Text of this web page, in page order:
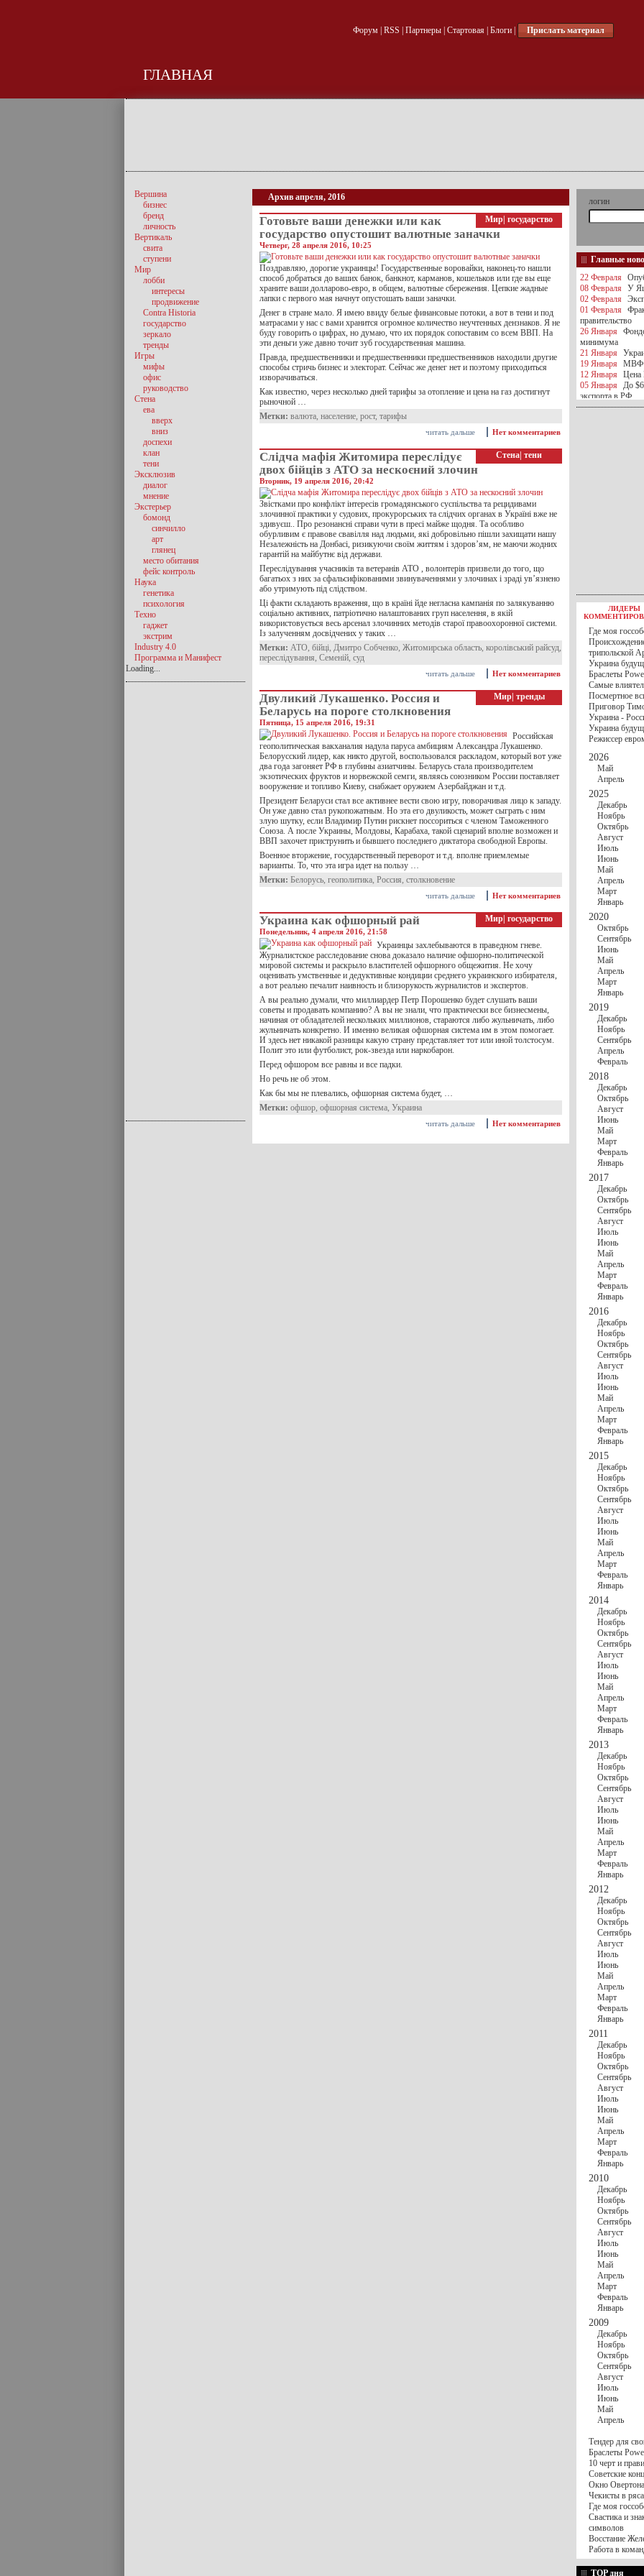
Форум| RSS Партнеры| Стартовая| Блоги| Прислать материал
ГЛАВНАЯ
Архив апреля, 2016
Мир государство
Готовьте ваши денежки или как
государство опуcтошит валютные заначки
Четверг, 28 апреля 2016, 10:25
Поздравляю, дорогие украинцы! Государственные воровайки, наконец-то нашли
способ добраться до ваших банок, банкнот, карманов, кошельков или где вы еще
храните ваши долларово-евро, в общем, валютные сбережения. Цепкие жадные
лапки с первого мая начнут опустошать ваши заначки.
Денег в стране мало. Я имею ввиду белые финансовые потоки, а вот в тени и под
матрасами у нас с вами хранится огромное количество неучтенных дензнаков. Я не
буду говорить о цифрах, но думаю, что их порядок сопоставим со всем ВВП. На
эти деньги уже давно точит зуб государственная машина.
Правда, предшественники и предшественники предшественников находили другие
способы стричь бизнес и электорат. Сейчас же денег нет и поэтому приходиться
изворачиваться.
Как известно, через несколько дней тарифы за отопление и цена на газ достигнут
рыночной …
Метки: валюта, население, рост, тарифы
Нет комментариев
читать дальше
Стена тени
Cлідча мафія Житомира переслідує
двох бійців з АТО за нескоєний злочин
Вторник, 19 апреля 2016, 20:42
Звістками про конфлікт інтересів громадянського суспільства та рецидивами
злочинної практики у судових, прокурорських та слідчих органах в Україні вже не
здивуєш.. Про резонансні справи чути в пресі майже щодня. Та особливо
обурливим є правове свавілля над людьми, які добровільно пішли захищати нашу
Незалежність на Донбасі, ризикуючи своїм життям і здоров’ям, не маючи жодних
гарантій на майбутнє від держави.
Переслідування учасників та ветеранів АТО , волонтерів призвели до того, що
багатьох з них за сфальсифікованими звинуваченнями у злочинах і зраді ув’язнено
або утримують під слідством.
Ці факти складають враження, що в країні йде негласна кампанія по залякуванню
соціально активних, патріотично налаштованих груп населення, в якій
використовується весь арсенал злочинних методів старої правоохоронної системи.
Із залученням досвідчених у таких …
Метки: АТО, бійці, Дмитро Собченко, Житомирська область, королівський райсуд,
переслідування, Семеній, суд
Нет комментариев
читать дальше
Мир| тренды
Двуликий Лукашенко. Россия и
Беларусь на пороге столкновения
Пятница, 15 апреля 2016, 19:31
Российская
геополитическая вакханалия надула паруса амбициям Александра Лукашенко.
Белорусский лидер, как никто другой, воспользовался раскладом, который вот уже
два года загоняет РФ в глубины азиатчины. Беларусь стала производителем
экзотических фруктов и норвежской семги, являясь союзником России поставляет
вооружение и топливо Киеву, снабжает оружием Азербайджан и т.д.
Президент Беларуси стал все активнее вести свою игру, поворачивая лицо к западу.
Он уже давно стал рукопожатным. Но эта его двуликость, может сыграть с ним
злую шутку, если Владимир Путин рискнет поссориться с членом Таможенного
Союза. А после Украины, Молдовы, Карабаха, такой сценарий вполне возможен и
ВВП захочет приструнить и бывшего последнего диктатора свободной Европы.
Военное вторжение, государственный переворот и т.д. вполне приемлемые
варианты. То, что эта игра идет на пользу …
Метки: Белорусь, геополитика, Россия, столкновение
Нет комментариев
читать дальше
Мир государство
Украина как офшорный рай
Понедельник, 4 апреля 2016, 21:58
Украинцы захлебываются в праведном гневе.
Журналистское расследование снова доказало наличие офшорно-политической
мировой системы и раскрыло властителей офшорного общежития. Не хочу
оценивать умственные и дедуктивные кондиции среднего украинского избирателя,
а вот реально печалит наивность и близорукость журналистов и экспертов.
А вы реально думали, что миллиардер Петр Порошенко будет слушать ваши
советы и продавать компанию? А вы не знали, что практически все бизнесмены,
начиная от обладателей нескольких миллионов, стараются либо жульничать, либо
жульничать конкретно. И именно великая офшорная система им в этом помогает.
И здесь нет никакой разницы какую страну представляет тот или иной толстосум.
Полит это или футболист, рок-звезда или наркобарон.
Перед офшором все равны и все падки.
Но речь не об этом.
Как бы мы не плевались, офшорная система будет, …
Метки: офшор, офшорная система, Украина
Нет комментариев
читать дальше
Вершина
бизнес
бренд
личность
Вертикаль
свита
ступени
Мир
лобби
интересы
продвижение
Contra Historia
государство
зеркало
тренды
Игры
мифы
офис
руководство
Стена
ева
вверх
вниз
доспехи
клан
тени
Эксклюзив
диалог
мнение
Экстерьер
бомонд
синчилло
арт
глянец
место обитания
фейс контроль
Наука
генетика
психология
Техно
гаджет
экстрим
Industry 4.0
Программа и Манифест
Loading...
логин
Главные
22 Февраля
08 Февраля
У
02 Февраля
01 Февраля
правительство
26 Января
минимума
21 Января
19 Января
МВФ
12 Января
Цена
05 Января
До
экспорта в РФ
05 Января
Киев
30 Ноября С 1
30 Ноября
РФ
27 Ноября
ВВП
госбюджете
27 Ноября
Турции
17 Ноября
шестилетнего
16 Ноября
13 Ноября
10 Ноября
10 Ноября
особом статусе
03 Ноября
ЛИДЕРЫ
Где моя
трипольской
Украина
Браслеты
Самые
Посмертное
Приговор
Украина -
Украина
Режиссер
2026
Май
Апрель
2025
Декабрь
Ноябрь
Октябрь
Август
Июль
Июнь
Май
Апрель
Март
Январь
2020
Октябрь
Сентябрь
Июнь
Май
Апрель
Март
Январь
2019
Декабрь
Ноябрь
Сентябрь
Апрель
Февраль
2018
Декабрь
Октябрь
Август
Июнь
Май
Март
Февраль
Январь
2017
Декабрь
Октябрь
Сентябрь
Август
Июль
Июнь
Май
Апрель
Март
Февраль
Январь
2016
Декабрь
Ноябрь
Октябрь
Сентябрь
Август
Июль
Июнь
Май
Апрель
Март
Февраль
Январь
2015
Декабрь
Ноябрь
Октябрь
Сентябрь
Август
Июль
Июнь
Май
Апрель
Март
Февраль
Январь
2014
Декабрь
Ноябрь
Октябрь
Сентябрь
Август
Июль
Июнь
Май
Апрель
Март
Февраль
Январь
2013
Декабрь
Ноябрь
Октябрь
Сентябрь
Август
Июль
Июнь
Май
Апрель
Март
Февраль
Январь
2012
Декабрь
Ноябрь
Октябрь
Сентябрь
Август
Июль
Июнь
Май
Апрель
Март
Февраль
Январь
2011
Декабрь
Ноябрь
Октябрь
Сентябрь
Август
Июль
Июнь
Май
Апрель
Март
Февраль
Январь
2010
Декабрь
Ноябрь
Октябрь
Сентябрь
Август
Июль
Июнь
Май
Апрель
Март
Февраль
Январь
2009
Декабрь
Ноябрь
Октябрь
Сентябрь
Август
Июль
Июнь
Май
Апрель
Тендер для
Браслеты
10 черт и
Советские
Окно
Чекисты в
Где моя
Свастика и
символов
Восстание
Работа в
TOP дня